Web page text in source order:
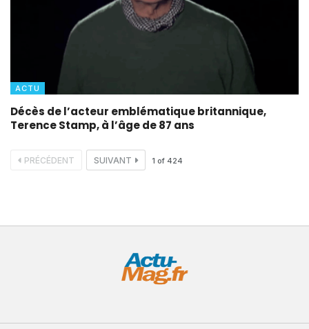
ACTU
Décès de l’acteur emblématique britannique,
Terence Stamp, à l’âge de 87 ans
PRÉCÉDENT SUIVANT 1 of 424